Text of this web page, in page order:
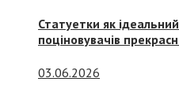
Статуетки як
поціновувачів
03.06.2026